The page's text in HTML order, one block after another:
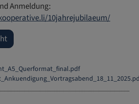
Anmeldung:
10jahrejubilaeum/